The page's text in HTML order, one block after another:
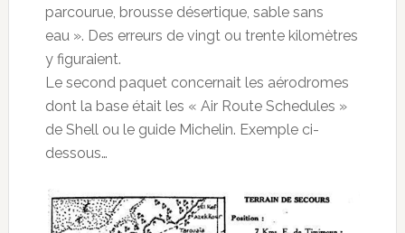
parcourue, brousse désertique, sable sans
eau ». Des erreurs de vingt ou trente kilomètres
y figuraient.
Le second paquet concernait les aérodromes
dont la base était les « Air Route Schedules »
de Shell ou le guide Michelin. Exemple ci-
dessous…